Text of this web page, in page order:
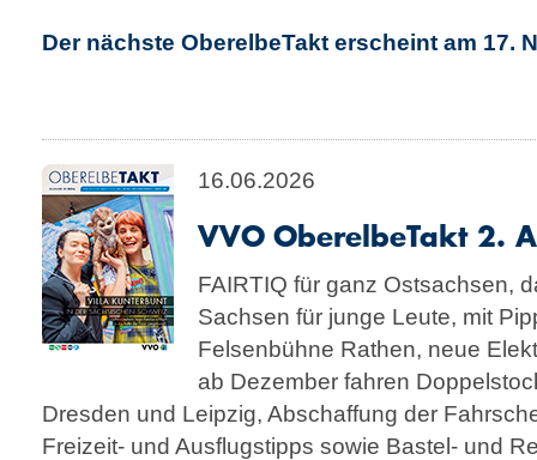
Der nächste OberelbeTakt erscheint am 17.
16.06.2026
VVO OberelbeTakt 2.
FAIRTIQ für ganz Ostsachsen,
Sachsen für junge Leute, mit
Felsenbühne Rathen, neue
ab Dezember fahren
Dresden und Leipzig, Abschaffung der
Freizeit- und Ausflugstipps sowie Bastel- und